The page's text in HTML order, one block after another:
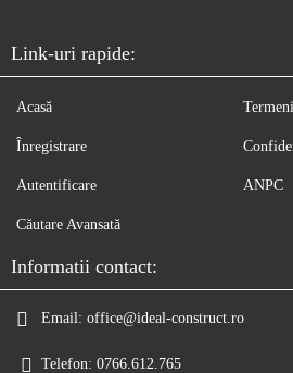
Link-uri rapide:
Acasă
Înregistrare
Autentificare
Căutare Avansată
ANPC
Informatii contact:
Email: office@ideal-construct.ro
Telefon: 0766.612.765